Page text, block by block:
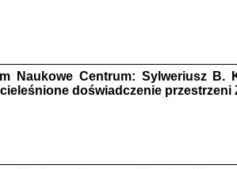
Naukowe Centrum: Sylweriusz B.
doświadczenie przestrzeni